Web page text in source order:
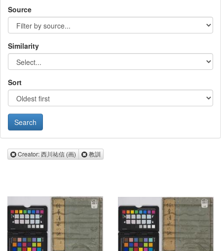
Source
Similarity
Sort
Creator: 西川祐信 (画) Remove Creator: 西川祐信 (画)
教訓